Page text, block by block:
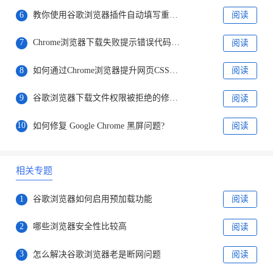
6 阅读
7 Chrome浏览器下载失败提示错误代码什么意思 阅读
8 阅读
9 谷歌浏览器下载文件权限被拒绝的修复步骤 阅读
10 如何修复 Google Chrome 黑屏问题? 阅读
相关专题
1 谷歌浏览器如何启用预加载功能 阅读
2 哪些浏览器安全性比较高 阅读
3 怎么解决谷歌浏览器老是断网问题 阅读